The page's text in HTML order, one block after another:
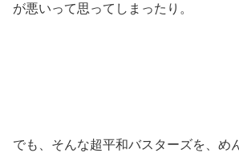
が悪いって思ってしまったり。
でも、そんな超平和バスターズを、め